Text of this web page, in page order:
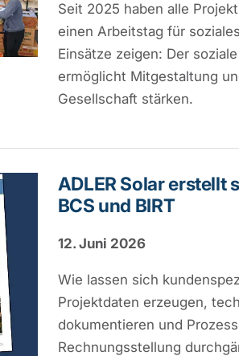
Seit 2025 haben alle
einen Arbeitstag für
Einsätze zeigen: Der
ermöglicht Mitgestaltung
Gesellschaft stärken.
ADLER Solar
BCS und BIRT
12. Juni 2026
Wie lassen sich
Projektdaten erzeugen,
dokumentieren und
Rechnungsstellung